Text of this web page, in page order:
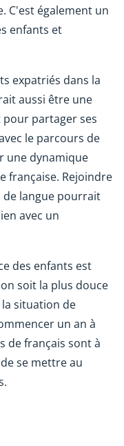
C'est également un
enfants et
expatriés dans la
aussi être une
partager ses
le parcours de
une dynamique
française. Rejoindre
de langue pourrait
avec un
des enfants est
soit la plus douce
situation de
un an à
de français sont à
se mettre au